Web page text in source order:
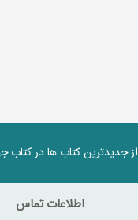
از جدیدترین کتاب ها در
اطلاعات تماس